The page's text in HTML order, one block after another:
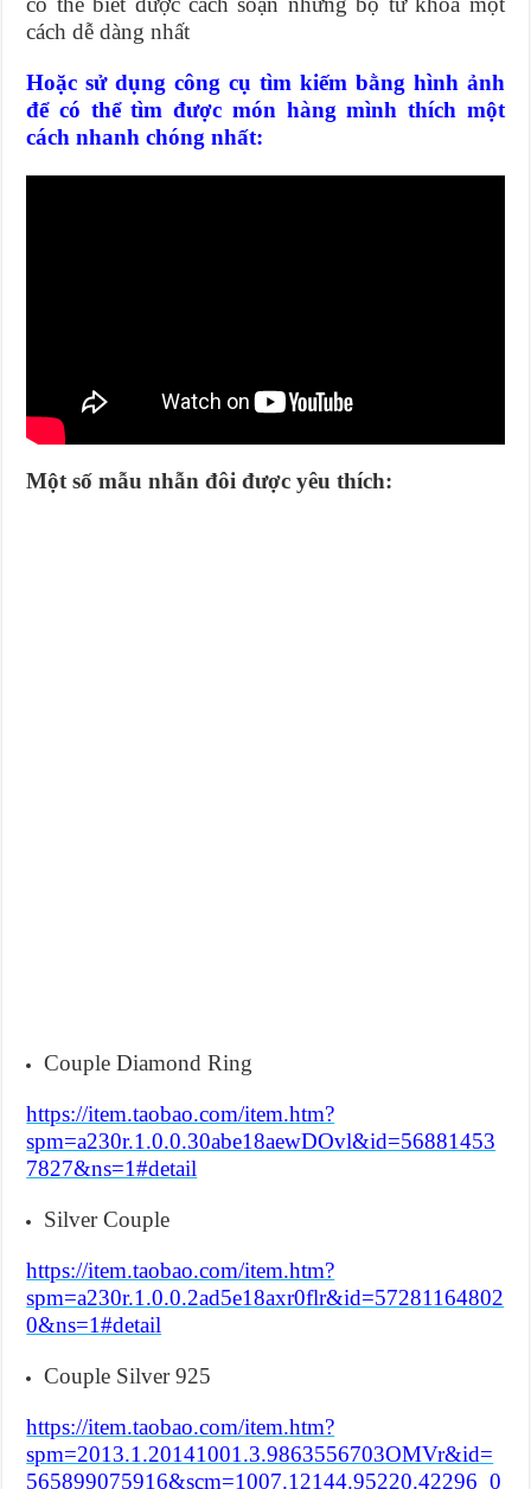
cách dễ dàng nhất
Hoặc sử dụng công cụ tìm kiếm bằng hình ảnh
để có thể tìm được món hàng mình thích một
cách nhanh chóng nhất:
Một số mẫu nhẫn đôi được yêu thích:
Couple Diamond Ring
https://item.taobao.com/item.htm?
spm=a230r.1.0.0.30abe18aewDOvl&id=56881453
7827&ns=1#detail
Silver Couple
https://item.taobao.com/item.htm?
spm=a230r.1.0.0.2ad5e18axr0flr&id=57281164802
0&ns=1#detail
Couple Silver 925
https://item.taobao.com/item.htm?
spm=2013.1.20141001.3.9863556703OMVr&id=
565899075916&scm=1007.12144.95220.42296_0